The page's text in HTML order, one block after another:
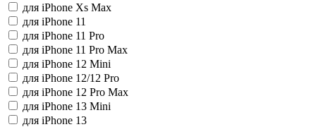
для iPhone Xs Max
для iPhone 11
для iPhone 11 Pro
для iPhone 11 Pro Max
для iPhone 12 Mini
для iPhone 12/12 Pro
для iPhone 12 Pro Max
для iPhone 13 Mini
для iPhone 13